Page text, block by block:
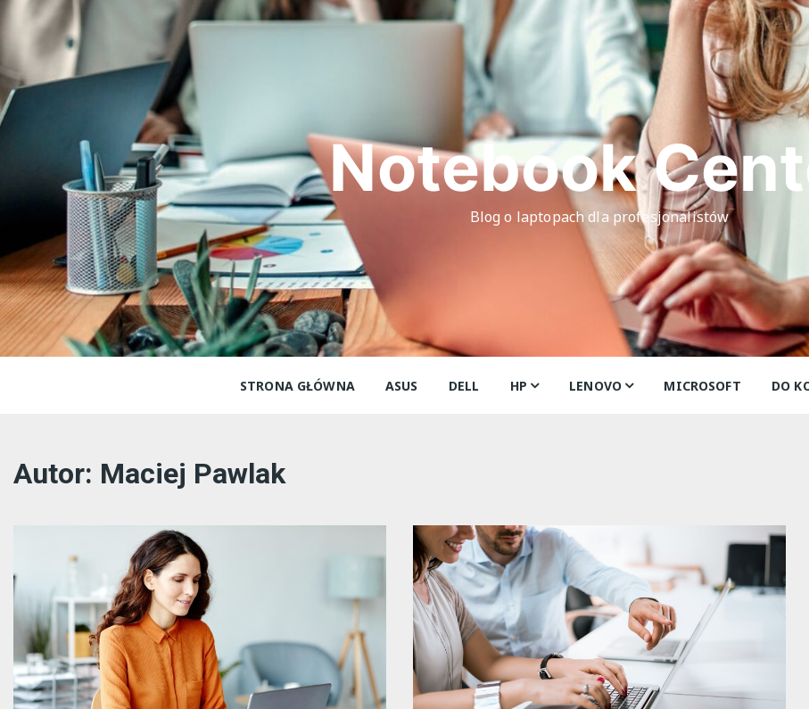
Skip
content
Notebook
Blog o laptopach dla profesjonalistów
STRONA GŁÓWNA ASUS DELL HP LENOVO MICROSOFT DO
Autor: Maciej Pawlak